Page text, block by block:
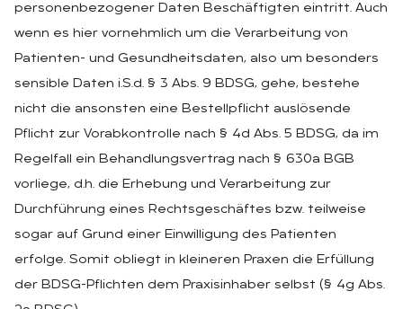
personenbezogener Daten Beschäftigten eintritt. Auch
wenn es hier vornehmlich um die Verarbeitung von
Patienten- und Gesundheitsdaten, also um besonders
sensible Daten i.S.d. § 3 Abs. 9 BDSG, gehe, bestehe
nicht die ansonsten eine Bestellpflicht auslösende
Pflicht zur Vorabkontrolle nach § 4d Abs. 5 BDSG, da im
Regelfall ein Behandlungsvertrag nach § 630a BGB
vorliege, d.h. die Erhebung und Verarbeitung zur
Durchführung eines Rechtsgeschäftes bzw. teilweise
sogar auf Grund einer Einwilligung des Patienten
erfolge. Somit obliegt in kleineren Praxen die Erfüllung
der BDSG-Pflichten dem Praxisinhaber selbst (§ 4g Abs.